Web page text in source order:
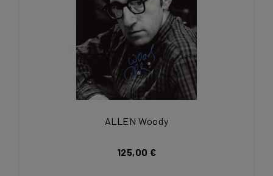
ALLEN Woody
125,00 €